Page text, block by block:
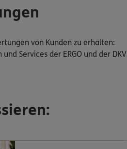
von Kunden zu erhalten:
Services der ERGO und der DKV